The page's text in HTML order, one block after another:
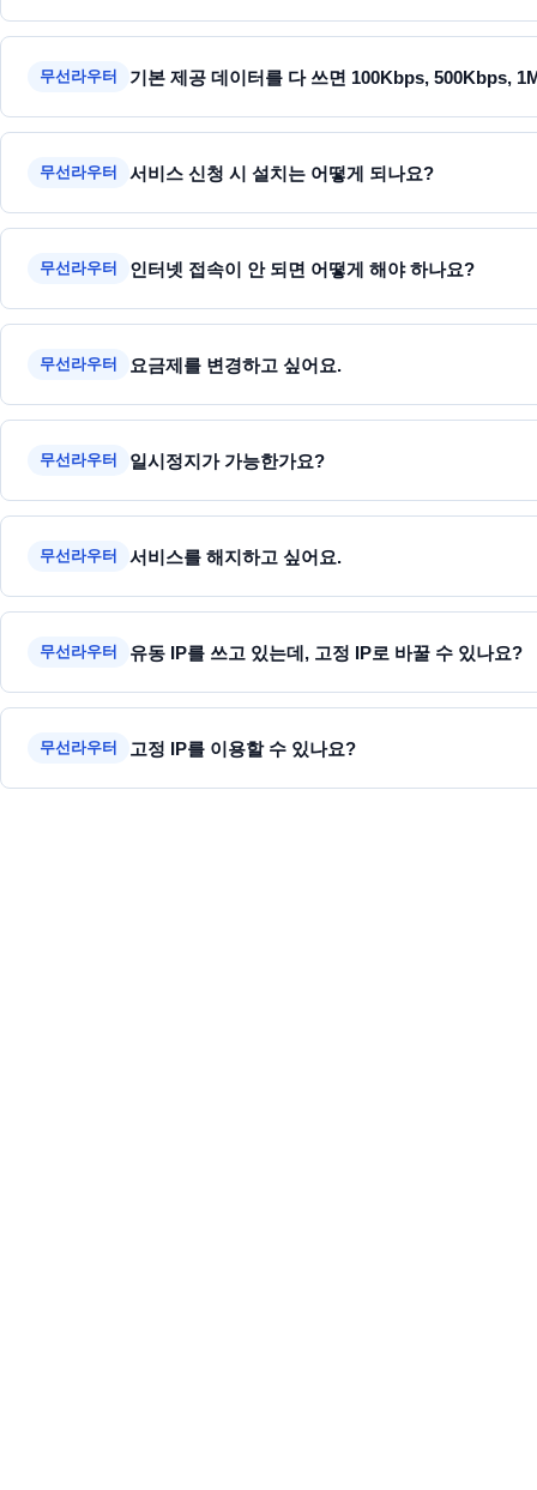
무선라우터 기본 제공 데이터를 다 쓰면 100Kbps, 500Kbps,
무선라우터 서비스 신청 시 설치는 어떻게 되나요?
무선라우터 인터넷 접속이 안 되면 어떻게 해야 하나요?
무선라우터 요금제를 변경하고 싶어요.
무선라우터 일시정지가 가능한가요?
무선라우터 서비스를 해지하고 싶어요.
무선라우터 유동 IP를 쓰고 있는데, 고정 IP로 바꿀 수 있나요?
무선라우터 고정 IP를 이용할 수 있나요?